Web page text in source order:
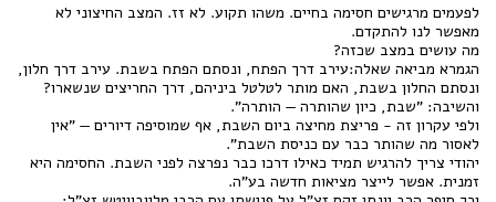
לפעמים מרגישים חסימה בחיים. משהו תקוע. לא זז. המצב החיצוני לא
מאפשר לנו להתקדם.
מה עושים במצב שכזה?
הגמרא מביאה שאלה:עירב דרך הפתח, ונסתם הפתח בשבת. עירב דרך חלון,
ונסתם החלון בשבת, האם מותר לטלטל ביניהם, דרך החריצים שנשארו?
והשיבה: "שבת, כיון שהותרה — הותרה".
ולפי עקרון זה - פריצת מחיצה ביום השבת, אף שמוסיפה דיורים — "אין
לאסור מה שהותר כבר עם כניסת השבת".
יהודי צריך להרגיש תמיד כאילו דרכו כבר נפרצה לפני השבת. החסימה היא
זמנית. אפשר לייצר מציאות חדשה בע"ה.